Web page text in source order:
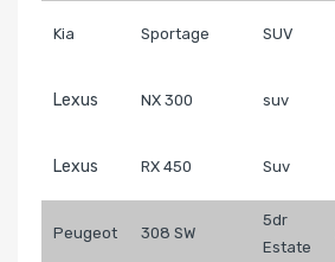
Kia Sportage SUV
Lexus NX 300 suv
Lexus RX 450 Suv
Peugeot 308 SW
5dr
Estate